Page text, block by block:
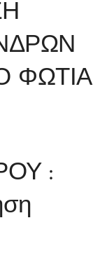
ΦΩΤΙΑ
: